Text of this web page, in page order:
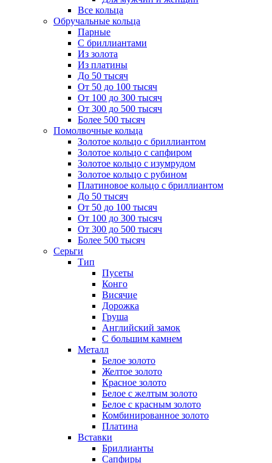
Все кольца
Обручальные кольца
Парные
С бриллиантами
Из золота
Из платины
До 50 тысяч
От 50 до 100 тысяч
От 100 до 300 тысяч
От 300 до 500 тысяч
Более 500 тысяч
Помолвочные кольца
Золотое кольцо с бриллиантом
Золотое кольцо с сапфиром
Золотое кольцо с изумрудом
Золотое кольцо с рубином
Платиновое кольцо с бриллиантом
До 50 тысяч
От 50 до 100 тысяч
От 100 до 300 тысяч
От 300 до 500 тысяч
Более 500 тысяч
Серьги
Тип
Пусеты
Конго
Висячие
Дорожка
Груша
Английский замок
С большим камнем
Металл
Белое золото
Желтое золото
Красное золото
Белое с желтым золото
Белое с красным золото
Комбинированное золото
Платина
Вставки
Бриллианты
Сапфиры